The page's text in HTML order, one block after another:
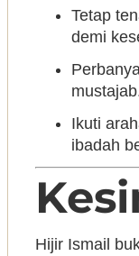
Tetap
demi
Ikuti
ibadah
Hijir Ismail